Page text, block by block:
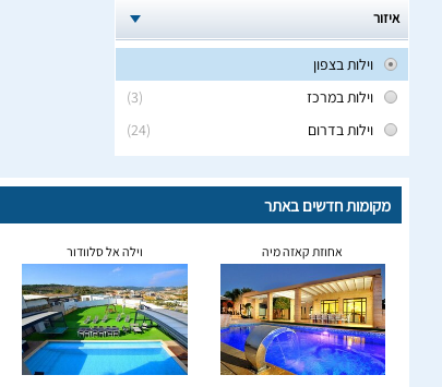
איזור
וילות בצפון
(3)
וילות במרכז
(24)
וילות בדרום
מקומות חדשים באתר
אחוזת קאזה מיה וילה אל סלוודור